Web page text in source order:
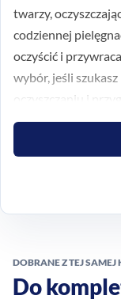
twarzy,
codziennej
oczyścić i
wybór, jeśli
oczyszczaniu i
pielęgnacji.
Różana formuła
chcesz szybko
DOBRANE Z TEJ
Do